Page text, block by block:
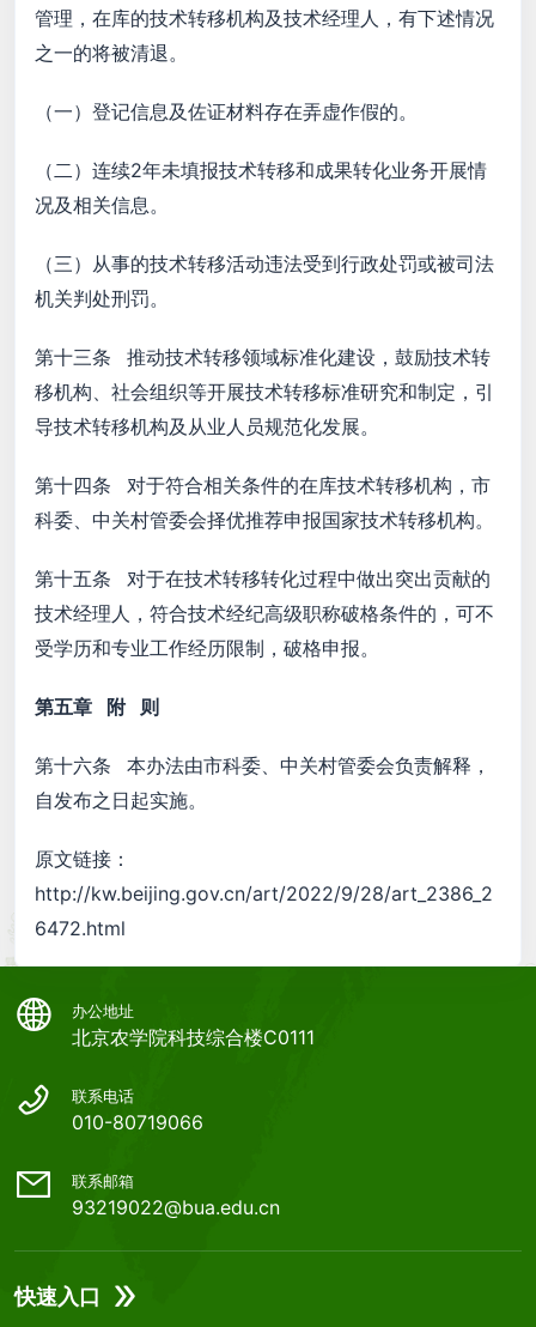
管理，在库的技术转移机构及技术经理人，有下述情况
之一的将被清退。
（一）登记信息及佐证材料存在弄虚作假的。
（二）连续2年未填报技术转移和成果转化业务开展情
况及相关信息。
（三）从事的技术转移活动违法受到行政处罚或被司法
机关判处刑罚。
第十三条 推动技术转移领域标准化建设，鼓励技术转
移机构、社会组织等开展技术转移标准研究和制定，引
导技术转移机构及从业人员规范化发展。
第十四条 对于符合相关条件的在库技术转移机构，市
科委、中关村管委会择优推荐申报国家技术转移机构。
第十五条 对于在技术转移转化过程中做出突出贡献的
技术经理人，符合技术经纪高级职称破格条件的，可不
受学历和专业工作经历限制，破格申报。
第五章 附 则
第十六条 本办法由市科委、中关村管委会负责解释，
自发布之日起实施。
原文链接：
http://kw.beijing.gov.cn/art/2022/9/28/art_2386_2
6472.html
办公地址
北京农学院科技综合楼C0111
联系电话
010-80719066
联系邮箱
93219022@bua.edu.cn
快速入口